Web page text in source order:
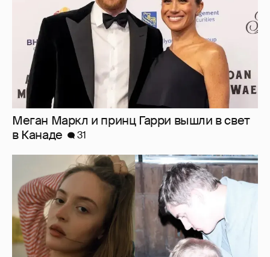
Меган Маркл и принц Гарри вышли в свет
в Канаде
31